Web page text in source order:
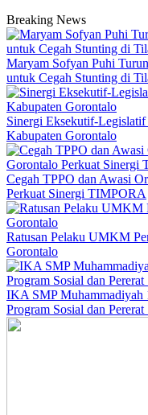
Breaking News
Maryam Sofyan Puhi
untuk Cegah Stunting di
Sinergi Eksekutif-
Kabupaten Gorontalo
Cegah TPPO dan Awasi
Perkuat Sinergi TIMPORA
Ratusan Pelaku UMKM
Gorontalo
IKA SMP Muhammadiyah
Program Sosial dan